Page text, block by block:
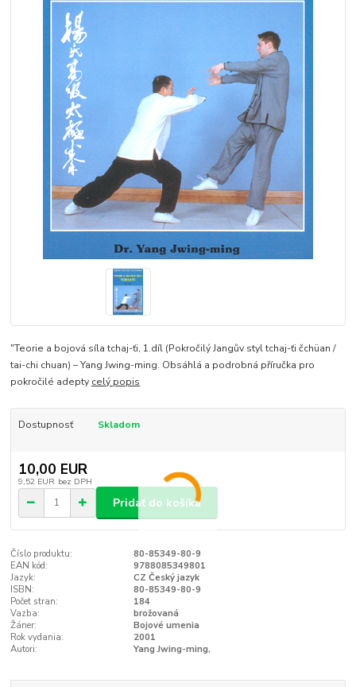
"Teorie a bojová síla tchaj-ťi, 1.díl (Pokročilý Jangův styl tchaj-ťi čchüan /
tai-chi chuan) – Yang Jwing-ming. Obsáhlá a podrobná příručka pro
pokročilé adepty celý popis
Dostupnosť Skladom
10,00 EUR
9,52 EUR bez DPH
Pridať do košíka
Číslo produktu:
80-85349-80-9
EAN kód:
9788085349801
Jazyk:
CZ Český jazyk
ISBN:
80-85349-80-9
Počet stran:
184
Vazba:
brožovaná
Žáner:
Bojové umenia
Rok vydania:
2001
Autori:
Yang Jwing-ming,